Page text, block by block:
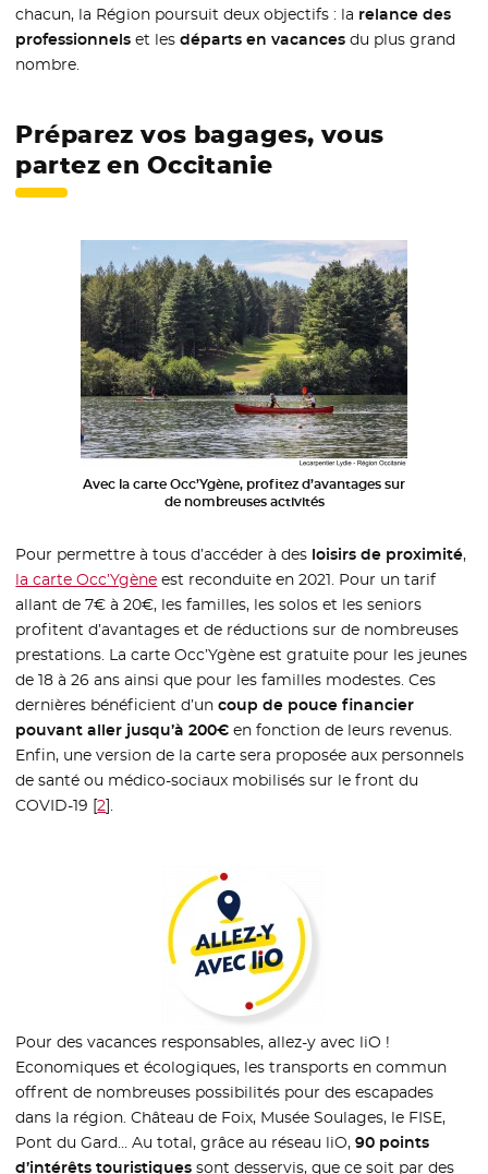
chacun, la Région poursuit deux objectifs : la relance des
professionnels et lesdéparts en vacances du plus grand
nombre.
Préparez vos bagages, vous
partez en Occitanie
Avec la carte Occ’Ygène, profitez d’avantages sur
de nombreuses activités
Pour permettre à tous d’accéder à des loisirs de proximité,
la carte Occ’Ygène - Nouvelle fenêtre
est reconduite en 2021. Pour un tarif
allant de 7€ à 20€, les familles, les solos et les seniors
profitent d’avantages et de réductions sur de nombreuses
prestations. La carte Occ’Ygène est gratuite pour les jeunes
de 18 à 26 ans ainsi que pour les familles modestes. Ces
dernières bénéficient d’uncoup de pouce financier
pouvant aller jusqu’à 200€ en fonction de leurs revenus.
Enfin, une version de la carte sera proposée aux personnels
de santé ou médico-sociaux mobilisés sur le front du
COVID-19 [2].
Pour des vacances responsables, allez-y avec liO !
Economiques et écologiques, les transports en commun
offrent de nombreuses possibilités pour des escapades
dans la région. Château de Foix, Musée Soulages, le FISE,
Pont du Gard… Au total, grâce au réseau liO,90 points
d’intérêts touristiques sont desservis, que ce soit par des